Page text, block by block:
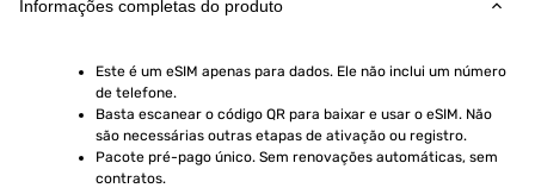
Informações completas do produto
Este é um eSIM apenas para dados. Ele não inclui um número
de telefone.
Basta escanear o código QR para baixar e usar o eSIM. Não
são necessárias outras etapas de ativação ou registro.
Pacote pré-pago único. Sem renovações automáticas, sem
contratos.